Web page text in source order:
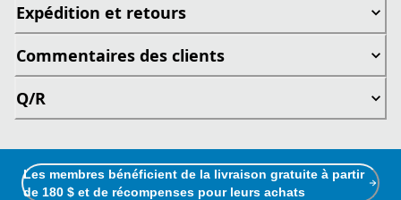
Expédition et retours
Commentaires des clients
Q/R
Les membres bénéficient de la livraison gratuite à partir
de 180 $ et de récompenses pour leurs achats